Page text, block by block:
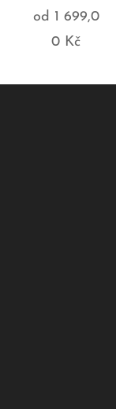
od 1 699,0
0 Kč